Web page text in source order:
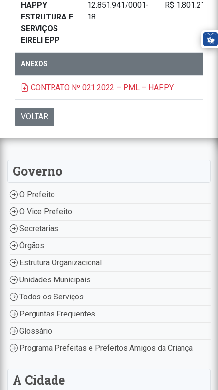
HAPPY
ESTRUTURA E
SERVIÇOS
EIRELI EPP
12.851.941/0001-
18
R$
ANEXOS
CONTRATO Nº 021.2022 – PML – HAPPY
VOLTAR
Governo
O Prefeito
O Vice Prefeito
Secretarias
Órgãos
Estrutura Organizacional
Unidades Municipais
Todos os Serviços
Perguntas Frequentes
Glossário
Programa Prefeitas e Prefeitos Amigos da Criança
A Cidade